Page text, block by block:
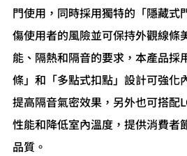
門使用，同時採用獨特的「隱藏式
傷使用者的風險並可保持外觀線條
能、隔熱和隔音的要求，本產品採
條」和「多點式扣點」設計可強化
提高隔音氣密效果，另外也可搭配
性能和降低室內溫度，提供消費者
品質。